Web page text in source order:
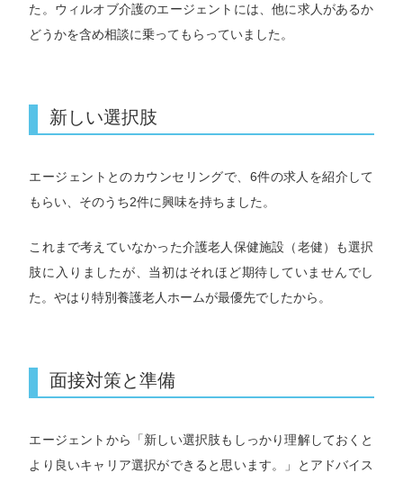
た。ウィルオブ介護のエージェントには、他に求人があるか
どうかを含め相談に乗ってもらっていました。
新しい選択肢
エージェントとのカウンセリングで、6件の求人を紹介して
もらい、そのうち2件に興味を持ちました。
これまで考えていなかった介護老人保健施設（老健）も選択
肢に入りましたが、当初はそれほど期待していませんでし
た。やはり特別養護老人ホームが最優先でしたから。
面接対策と準備
エージェントから「新しい選択肢もしっかり理解しておくと
より良いキャリア選択ができると思います。」とアドバイス